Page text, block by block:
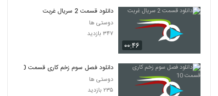
۰۰:۴۶
دانلود قسمت 2 سریال غربت
دوستی ها
۳۴۷ بازدید
دانلود فصل سوم زخم کاری قسمت 10
دوستی ها
۲۳۵ بازدید